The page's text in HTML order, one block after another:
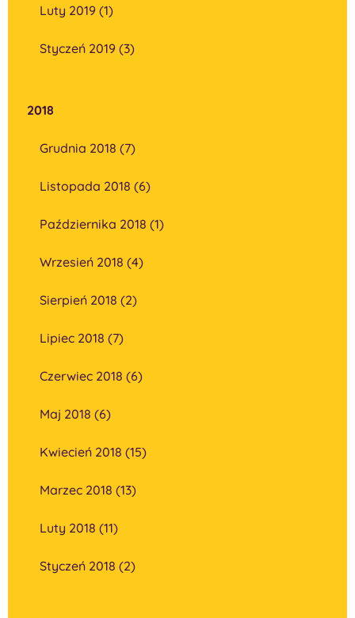
Luty 2019 (1)
Styczeń 2019 (3)
2018
Grudnia 2018 (7)
Listopada 2018 (6)
Października 2018 (1)
Wrzesień 2018 (4)
Sierpień 2018 (2)
Lipiec 2018 (7)
Czerwiec 2018 (6)
Maj 2018 (6)
Kwiecień 2018 (15)
Marzec 2018 (13)
Luty 2018 (11)
Styczeń 2018 (2)